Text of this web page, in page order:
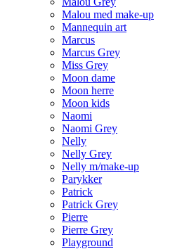
Malou med make-up
Mannequin art
Marcus
Marcus Grey
Miss Grey
Moon dame
Moon herre
Moon kids
Naomi
Naomi Grey
Nelly
Nelly Grey
Nelly m/make-up
Parykker
Patrick
Patrick Grey
Pierre
Pierre Grey
Playground